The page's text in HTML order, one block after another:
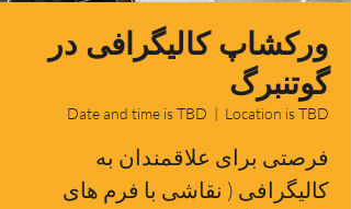
ورکشاپ کالیگرافی در
گوتنبرگ
Date and time is TBD
  |
Location is TBD
فرصتی برای علاقمندان به
کالیگرافی ( نقاشی با فرم های